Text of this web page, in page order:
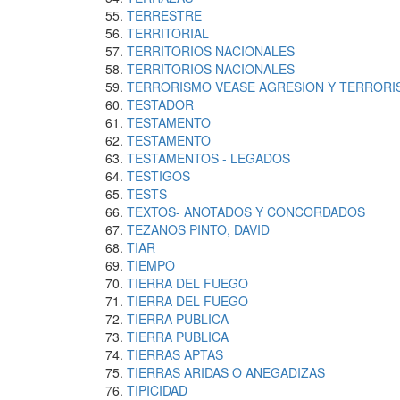
TERRESTRE
TERRITORIAL
TERRITORIOS NACIONALES
TERRITORIOS NACIONALES
TERRORISMO VEASE AGRESION Y
TESTADOR
TESTAMENTO
TESTAMENTO
TESTAMENTOS - LEGADOS
TESTIGOS
TESTS
TEXTOS- ANOTADOS Y CONCORDADOS
TEZANOS PINTO, DAVID
TIAR
TIEMPO
TIERRA DEL FUEGO
TIERRA DEL FUEGO
TIERRA PUBLICA
TIERRA PUBLICA
TIERRAS APTAS
TIERRAS ARIDAS O ANEGADIZAS
TIPICIDAD